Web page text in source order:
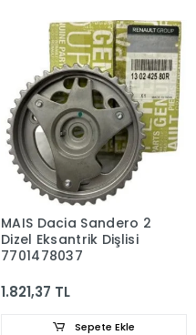
MAIS Dacia Sandero 2
Dizel Eksantrik Dişlisi
7701478037
1.821,37 TL
Sepete Ekle